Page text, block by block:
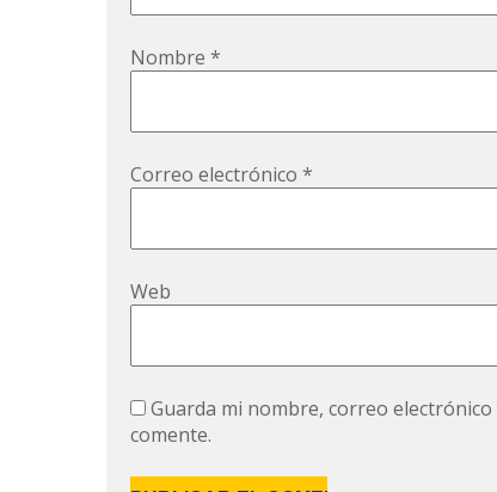
Nombre *
Correo electrónico *
Web
Guarda mi nombre, correo
comente.